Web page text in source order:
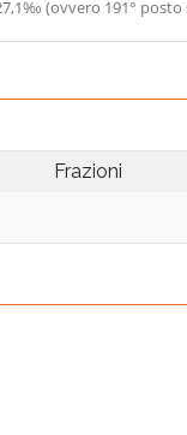
(ovvero 191° posto
Frazioni